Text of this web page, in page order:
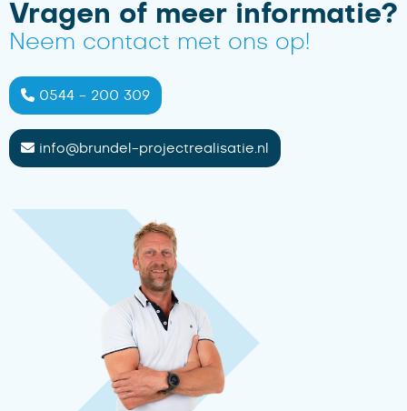
Vragen of meer informatie?
Neem contact met ons op!
0544 - 200 309
info@brundel-projectrealisatie.nl